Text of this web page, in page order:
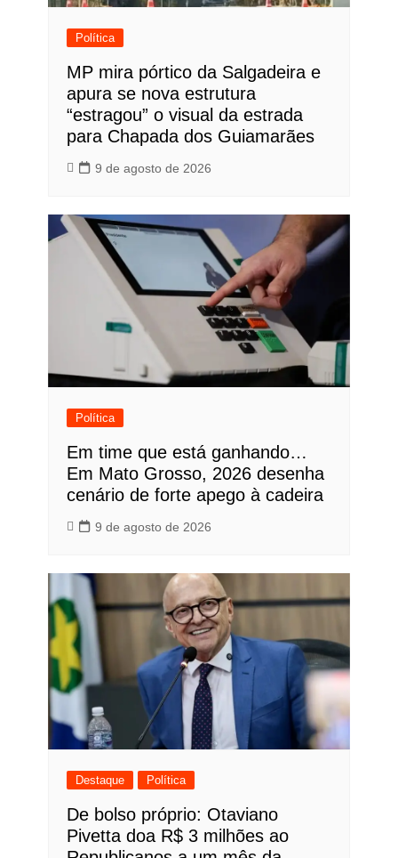
Política
MP mira pórtico da Salgadeira e
apura se nova estrutura
“estragou” o visual da estrada
para Chapada dos Guiamarães
9 de agosto de 2026
Política
Em time que está ganhando…
Em Mato Grosso, 2026 desenha
cenário de forte apego à cadeira
9 de agosto de 2026
Destaque Política
De bolso próprio: Otaviano
Pivetta doa R$ 3 milhões ao